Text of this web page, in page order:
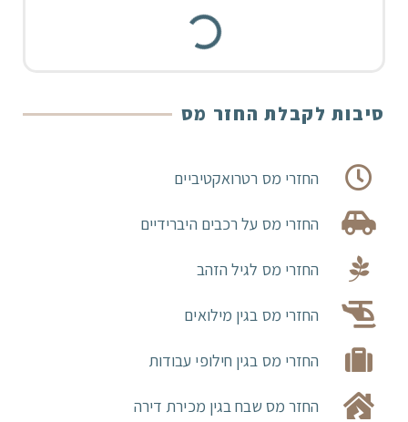
סיבות לקבלת החזר מס
החזרי מס רטרואקטיביים
החזרי מס על רכבים היברידיים
החזרי מס לגיל הזהב
החזרי מס בגין מילואים
החזרי מס בגין חילופי עבודות
החזר מס שבח בגין מכירת דירה